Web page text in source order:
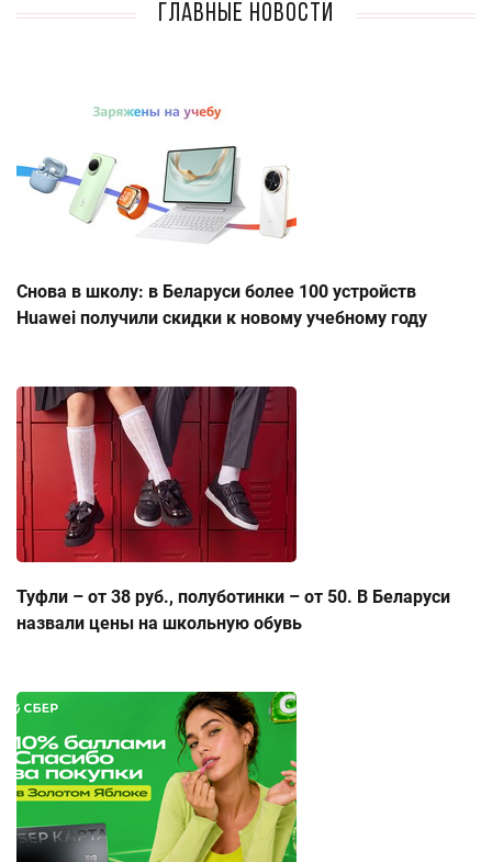
Главные новости
Снова в школу: в Беларуси более 100 устройств
Huawei получили скидки к новому учебному году
Туфли – от 38 руб., полуботинки – от 50. В Беларуси
назвали цены на школьную обувь